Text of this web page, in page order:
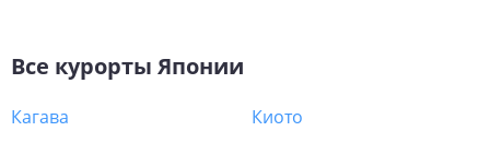
Все курорты Японии
Кагава
Киото